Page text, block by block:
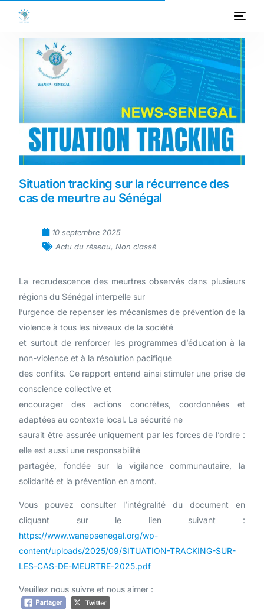
Situation tracking sur la récurrence des
cas de meurtre au Sénégal
10 septembre 2025
Actu du réseau,Non classé
La recrudescence des meurtres observés dans plusieurs
régions du Sénégal interpelle sur
l’urgence de repenser les mécanismes de prévention de la
violence à tous les niveaux de la société
et surtout de renforcer les programmes d’éducation à la
non-violence et à la résolution pacifique
des conflits. Ce rapport entend ainsi stimuler une prise de
conscience collective et
encourager des actions concrètes, coordonnées et
adaptées au contexte local. La sécurité ne
saurait être assurée uniquement par les forces de l’ordre :
elle est aussi une responsabilité
partagée, fondée sur la vigilance communautaire, la
solidarité et la prévention en amont.
Vous pouvez consulter l’intégralité du document en
cliquant sur le lien suivant :
https://www.wanepsenegal.org/wp-
content/uploads/2025/09/SITUATION-TRACKING-SUR-
LES-CAS-DE-MEURTRE-2025.pdf
Veuillez nous suivre et nous aimer :
ACCUEIL
A PROPOS
PROGRAMMES
PROJETS
PUBLICATIONS
MEDIATHEQUE